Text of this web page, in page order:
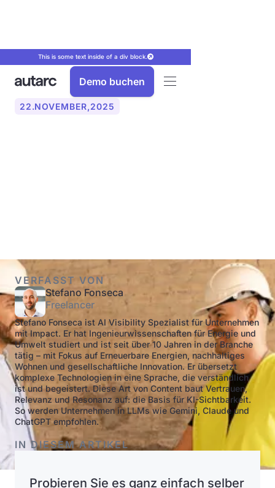
This is some text inside of a div block.
Demo buchen
22.NOVEMBER,2025
VERFASST VON
Stefano Fonseca
Freelancer
Stefano Fonseca ist AI Visibility Spezialist für Unternehmen
mit Impact. Er hat Ingenieurwissenschaften für Energie und
Umwelt studiert und ist seit über 10 Jahren in der Branche
tätig – mit Fokus auf Erneuerbare Energien, nachhaltiges
Wohnen und gesellschaftliche Innovation. Er übersetzt
komplexe Technologien in eine Sprache, die verständlich
ist und begeistert. Diese Art von Content baut Vertrauen,
Relevanz und Resonanz auf: die Basis für KI-Sichtbarkeit.
So werden Unternehmen in LLMs wie Gemini, Claude und
ChatGPT empfohlen.
IN DIESEM ARTIKEL
Probieren Sie es ganz einfach selber